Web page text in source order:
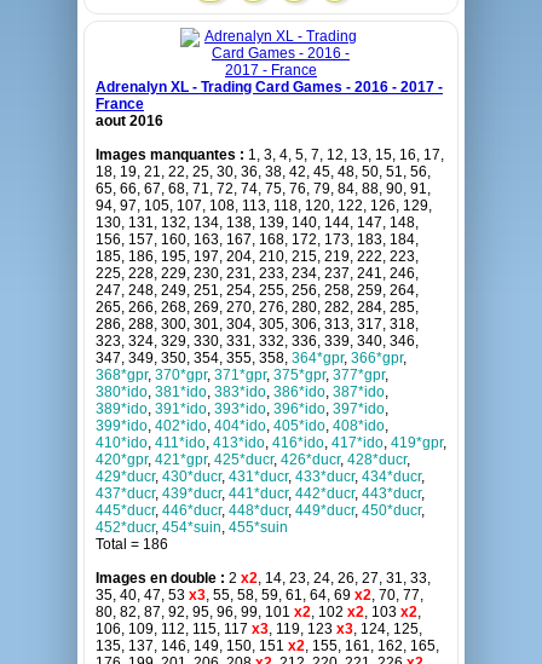
Adrenalyn XL - Trading Card Games - 2016 - 2017 -
France
aout 2016
Images manquantes : 1, 3, 4, 5, 7, 12, 13, 15, 16, 17,
18, 19, 21, 22, 25, 30, 36, 38, 42, 45, 48, 50, 51, 56,
65, 66, 67, 68, 71, 72, 74, 75, 76, 79, 84, 88, 90, 91,
94, 97, 105, 107, 108, 113, 118, 120, 122, 126, 129,
130, 131, 132, 134, 138, 139, 140, 144, 147, 148,
156, 157, 160, 163, 167, 168, 172, 173, 183, 184,
185, 186, 195, 197, 204, 210, 215, 219, 222, 223,
225, 228, 229, 230, 231, 233, 234, 237, 241, 246,
247, 248, 249, 251, 254, 255, 256, 258, 259, 264,
265, 266, 268, 269, 270, 276, 280, 282, 284, 285,
286, 288, 300, 301, 304, 305, 306, 313, 317, 318,
323, 324, 329, 330, 331, 332, 336, 339, 340, 346,
347, 349, 350, 354, 355, 358, 364*gpr, 366*gpr,
368*gpr, 370*gpr, 371*gpr, 375*gpr, 377*gpr,
380*ido, 381*ido, 383*ido, 386*ido, 387*ido,
389*ido, 391*ido, 393*ido, 396*ido, 397*ido,
399*ido, 402*ido, 404*ido, 405*ido, 408*ido,
410*ido, 411*ido, 413*ido, 416*ido, 417*ido, 419*gpr,
420*gpr, 421*gpr, 425*ducr, 426*ducr, 428*ducr,
429*ducr, 430*ducr, 431*ducr, 433*ducr, 434*ducr,
437*ducr, 439*ducr, 441*ducr, 442*ducr, 443*ducr,
445*ducr, 446*ducr, 448*ducr, 449*ducr, 450*ducr,
452*ducr, 454*suin, 455*suin
Total = 186
Images en double : 2 x2, 14, 23, 24, 26, 27, 31, 33,
35, 40, 47, 53 x3, 55, 58, 59, 61, 64, 69 x2, 70, 77,
80, 82, 87, 92, 95, 96, 99, 101 x2, 102 x2, 103 x2,
106, 109, 112, 115, 117 x3, 119, 123 x3, 124, 125,
135, 137, 146, 149, 150, 151 x2, 155, 161, 162, 165,